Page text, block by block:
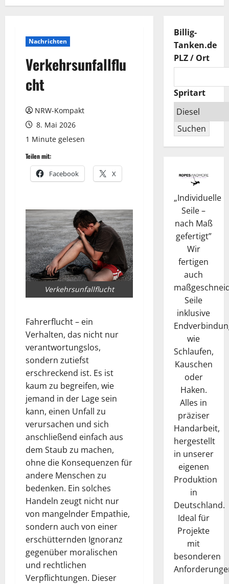
Nachrichten
Verkehrsunfallflu
cht
NRW-Kompakt
8. Mai 2026
1 Minute gelesen
Teilen mit:
Facebook X
Verkehrsunfallflucht
Fahrerflucht – ein
Verhalten, das nicht nur
verantwortungslos,
sondern zutiefst
erschreckend ist. Es ist
kaum zu begreifen, wie
jemand in der Lage sein
kann, einen Unfall zu
verursachen und sich
anschließend einfach aus
dem Staub zu machen,
ohne die Konsequenzen für
andere Menschen zu
bedenken. Ein solches
Handeln zeugt nicht nur
von mangelnder Empathie,
sondern auch von einer
erschütternden Ignoranz
gegenüber moralischen
und rechtlichen
Verpflichtungen. Dieser
Billig-
Tanken.de
PLZ / Ort
Spritart
Suchen
„Individuelle
Seile –
nach Maß
gefertigt”
Wir
fertigen
auch
Seile
inklusive
wie
Schlaufen,
Kauschen
oder
Haken.
Alles in
präziser
Handarbeit,
hergestellt
in unserer
eigenen
Produktion
in
Deutschland.
Ideal für
Projekte
mit
besonderen